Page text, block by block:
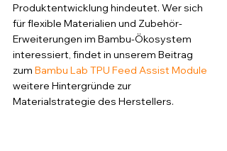
Produktentwicklung hindeutet. Wer sich
für flexible Materialien und Zubehör-
Erweiterungen im Bambu-Ökosystem
interessiert, findet in unserem Beitrag
zum Bambu Lab TPU Feed Assist Module
weitere Hintergründe zur
Materialstrategie des Herstellers.